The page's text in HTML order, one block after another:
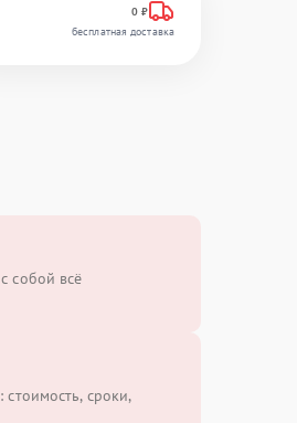
0 ₽
бесплатная доставка
собой всё
сроки,